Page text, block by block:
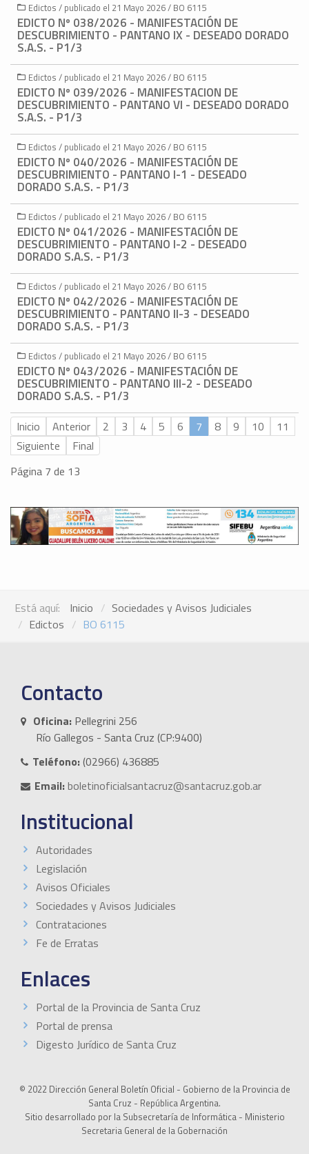
Edictos / publicado el 21 Mayo 2026 / BO 6115
EDICTO Nº 038/2026 - MANIFESTACIÓN DE
DESCUBRIMIENTO - PANTANO IX - DESEADO DORADO
S.A.S. - P1/3
Edictos / publicado el 21 Mayo 2026 / BO 6115
EDICTO Nº 039/2026 - MANIFESTACION DE
DESCUBRIMIENTO - PANTANO VI - DESEADO DORADO
S.A.S. - P1/3
Edictos / publicado el 21 Mayo 2026 / BO 6115
EDICTO Nº 040/2026 - MANIFESTACIÓN DE
DESCUBRIMIENTO - PANTANO I-1 - DESEADO
DORADO S.A.S. - P1/3
Edictos / publicado el 21 Mayo 2026 / BO 6115
EDICTO Nº 041/2026 - MANIFESTACIÓN DE
DESCUBRIMIENTO - PANTANO I-2 - DESEADO
DORADO S.A.S. - P1/3
Edictos / publicado el 21 Mayo 2026 / BO 6115
EDICTO Nº 042/2026 - MANIFESTACIÓN DE
DESCUBRIMIENTO - PANTANO II-3 - DESEADO
DORADO S.A.S. - P1/3
Edictos / publicado el 21 Mayo 2026 / BO 6115
EDICTO Nº 043/2026 - MANIFESTACIÓN DE
DESCUBRIMIENTO - PANTANO III-2 - DESEADO
DORADO S.A.S. - P1/3
Inicio Anterior 2 3 4 5 6 7 8 9 10
11
Siguiente
Final
Página 7 de 13
Está aquí: Inicio
Sociedades y Avisos Judiciales
Edictos
BO 6115
Contacto
Oficina: Pellegrini 256
Río Gallegos - Santa Cruz (CP:9400)
Teléfono:(02966) 436885
Email:boletinoficialsantacruz@santacruz.gob.ar
Institucional
Autoridades
Legislación
Avisos Oficiales
Sociedades y Avisos Judiciales
Contrataciones
Fe de Erratas
Enlaces
Portal de la Provincia de Santa Cruz
Portal de prensa
Digesto Jurídico de Santa Cruz
© 2022 Dirección General Boletín Oficial - Gobierno de la Provincia de
Santa Cruz - República Argentina.
Sitio desarrollado por la Subsecretaría de Informática - Ministerio
Secretaria General de la Gobernación